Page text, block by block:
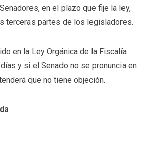
en el plazo que fije la ley,
terceras partes de los legisladores.
en la Ley Orgánica de la Fiscalía
y si el Senado no se pronuncia en
que no tiene objeción.